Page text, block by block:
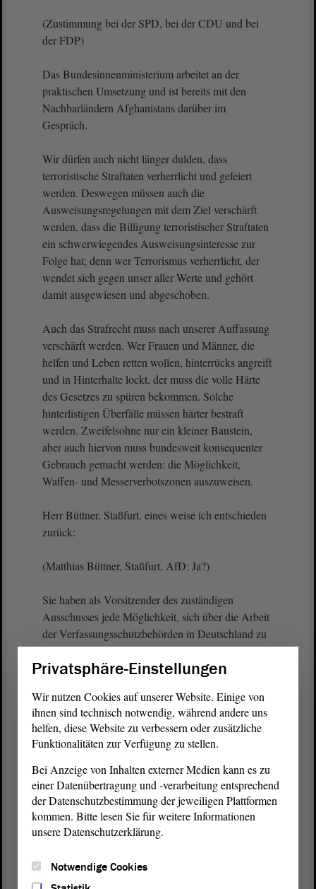
(Zustimmung bei der SPD, bei der CDU und bei
der FDP)
Das Bundesinnenministerium arbeitet an der
praktischen Umsetzung und ist bereits mit den
Nachbarländern Afghanistans darüber im
Gespräch.
Wir dürfen auch nicht länger dulden, dass
terroristische Straftaten verherrlicht und gefeiert
werden. Deswegen müssen auch die
Ausweisungsregelungen mit dem Ziel verschärft
werden, dass die Billigung terroristischer Straftaten
ein schwerwiegendes Ausweisungsinteresse zur
Folge hat; denn wer Terrorismus verherrlicht, der
wendet sich gegen unser aller Werte und gehört
damit ausgewiesen und abgeschoben.
Auch das Strafrecht muss nach unserer Auffassung
verschärft werden. Wer Frauen und Männer, die
helfen und Leben retten wollen, hinterrücks angreift
und in Hinterhalte lockt, der muss die volle Härte
des Gesetzes zu spüren bekommen. Solche
hinterlistigen Überfälle müssen härter bestraft
werden. Zweifelsohne nur ein kleiner Baustein,
aber auch hiervon muss bundesweit konsequenter
Gebrauch gemacht werden: die Möglichkeit,
Waffen- und Messerverbotszonen auszuweisen.
Herr Büttner, Staßfurt, eines weise ich entschieden
zurück:
(Matthias Büttner, Staßfurt, AfD: Ja?)
Sie haben als Vorsitzender des zuständigen
Ausschusses jede Möglichkeit, sich über die Arbeit
der Verfassungsschutzbehörden in Deutschland zu
informieren. Dass Sie sich hier hinstellen und sagen,
der Verfassungsschutz habe die Gefahren, die aus
haben Sie es gesagt - „Jahrzehnte verpennt“,
(Matthias Büttner, Staßfurt, AfD: Das habe ich
nicht gesagt!)
- Sie haben „verpennt“ gesagt -, ist ein deutliches
Zeichen dafür,
(Zuruf von Matthias Büttner, Staßfurt, AfD)
dass Sie sich nicht einmal ansatzweise Mühe
Privatsphäre-Einstellungen
Wir nutzen Cookies auf unserer Website. Einige von
ihnen sind technisch notwendig, während andere uns
helfen, diese Website zu verbessern oder zusätzliche
Funktionalitäten zur Verfügung zu stellen.
Bei Anzeige von Inhalten externer Medien kann es zu
einer Datenübertragung und -verarbeitung entsprechend
der Datenschutzbestimmung der jeweiligen Plattformen
kommen. Bitte lesen Sie für weitere Informationen
unsere Datenschutzerklärung.
Notwendige Cookies